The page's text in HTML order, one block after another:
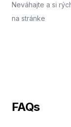
Neváhajte a si
na stránke
FAQs